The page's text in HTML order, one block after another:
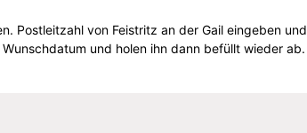
Postleitzahl von Feistritz an der Gail eingeben und
und holen ihn dann befüllt wieder ab.